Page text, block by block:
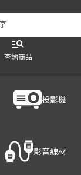
manage_search
查詢商品
投影機
影音線材